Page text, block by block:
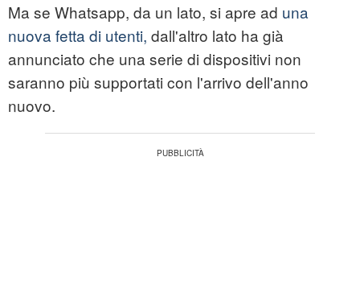
Ma se Whatsapp, da un lato, si apre ad una
nuova fetta di utenti, dall'altro lato ha già
annunciato che una serie di dispositivi non
saranno più supportati con l'arrivo dell'anno
nuovo.